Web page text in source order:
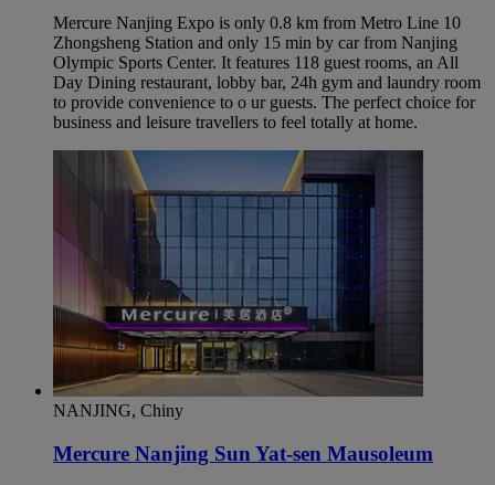
Mercure Nanjing Expo is only 0.8 km from Metro Line 10
Zhongsheng Station and only 15 min by car from Nanjing
Olympic Sports Center. It features 118 guest rooms, an All
Day Dining restaurant, lobby bar, 24h gym and laundry room
to provide convenience to o ur guests. The perfect choice for
business and leisure travellers to feel totally at home.
NANJING, Chiny
Mercure Nanjing Sun Yat-sen Mausoleum